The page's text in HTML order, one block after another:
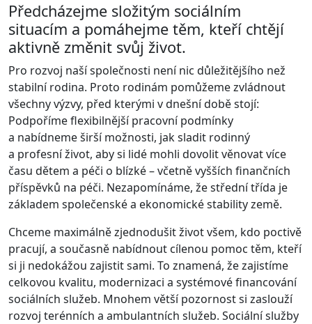
Předcházejme složitým sociálním
situacím a pomáhejme těm, kteří chtějí
aktivně změnit svůj život.
Pro rozvoj naší společnosti není nic důležitějšího než
stabilní rodina. Proto rodinám pomůžeme zvládnout
všechny výzvy, před kterými v dnešní době stojí:
Podpoříme flexibilnější pracovní podmínky
a nabídneme širší možnosti, jak sladit rodinný
a profesní život, aby si lidé mohli dovolit věnovat více
času dětem a péči o blízké – včetně vyšších finančních
příspěvků na péči. Nezapomínáme, že střední třída je
základem společenské a ekonomické stability země.
Chceme maximálně zjednodušit život všem, kdo poctivě
pracují, a současně nabídnout cílenou pomoc těm, kteří
si ji nedokážou zajistit sami. To znamená, že zajistíme
celkovou kvalitu, modernizaci a systémové financování
sociálních služeb. Mnohem větší pozornost si zaslouží
rozvoj terénních a ambulantních služeb. Sociální služby